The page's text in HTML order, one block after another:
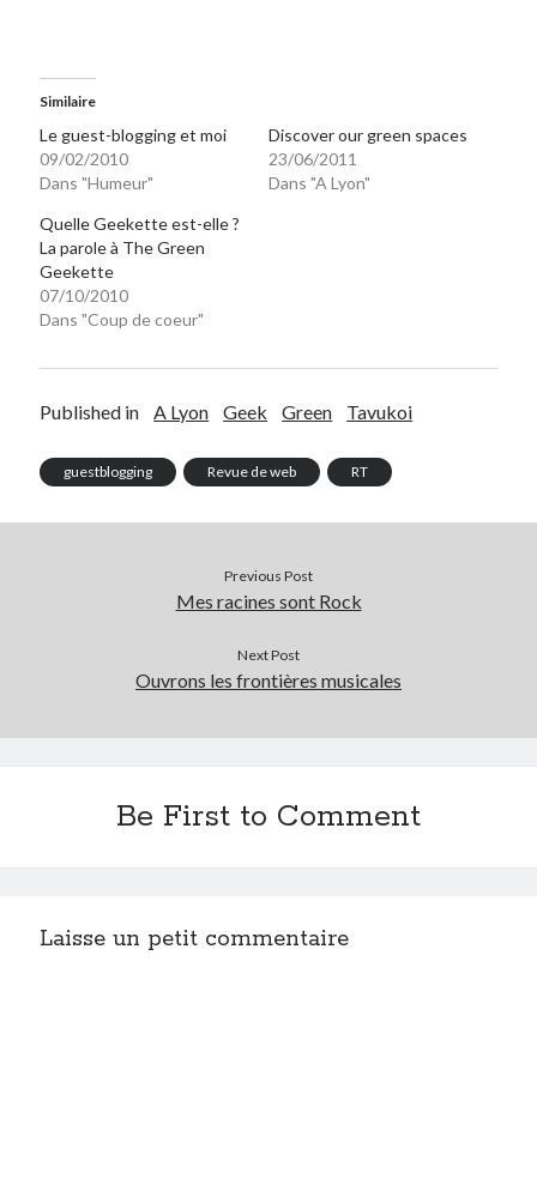
Similaire
Le guest-blogging et moi
09/02/2010
Dans "Humeur"
Discover our green spaces
23/06/2011
Dans "A Lyon"
Quelle Geekette est-elle ?
La parole à The Green
Geekette
07/10/2010
Dans "Coup de coeur"
Published in A Lyon Geek Green Tavukoi
guestblogging Revue de web RT
Previous Post
Mes racines sont Rock
Next Post
Ouvrons les frontières musicales
Be First to Comment
Laisse un petit commentaire